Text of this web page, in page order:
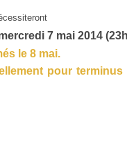
7 mai 2014
le 8 mai.
pour terminus